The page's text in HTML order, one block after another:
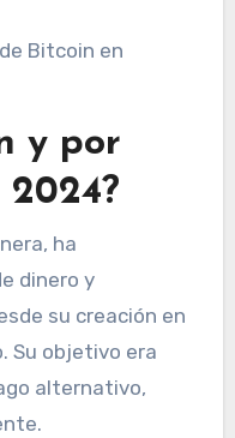
Bitcoin en
y por
ha
dinero y
su creación en
Su objetivo era
alternativo,